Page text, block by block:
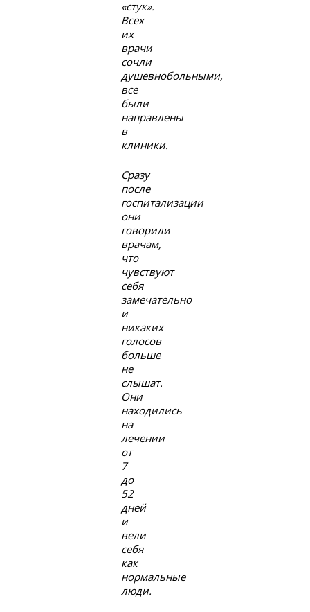
«стук».
Всех
их
врачи
сочли
душевнобольными,
все
были
направлены
в
клиники.
Сразу
после
госпитализации
они
говорили
врачам,
что
чувствуют
себя
замечательно
и
никаких
голосов
больше
не
слышат.
Они
находились
на
лечении
от
7
до
52
дней
и
вели
себя
как
нормальные
люди.